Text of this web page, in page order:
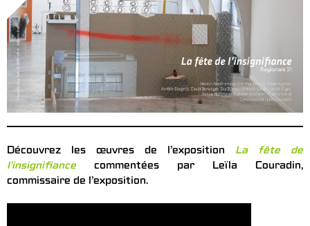
Découvrez les œuvres de l’exposition La fête de
l’insignifiance
commentées par Leïla Couradin,
commissaire de l’exposition.